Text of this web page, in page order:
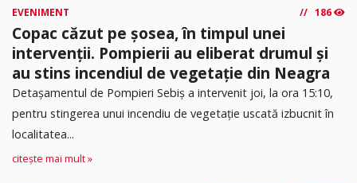
EVENIMENT 186
Copac căzut pe șosea, în timpul unei
intervenții. Pompierii au eliberat drumul și
au stins incendiul de vegetație din Neagra
Detașamentul de Pompieri Sebiș a intervenit joi, la ora 15:10,
pentru stingerea unui incendiu de vegetație uscată izbucnit în
localitatea...
citește mai mult »